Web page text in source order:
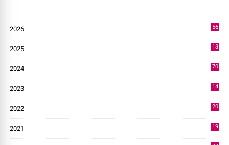
2026
56
2025
13
2024
70
2023
14
2022
20
2021
19